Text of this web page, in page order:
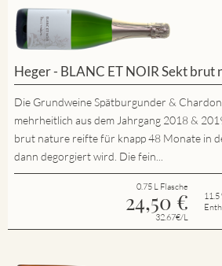
Heger - BLANC ET NOIR Sekt brut
Die Grundweine Spätburgunder &
mehrheitlich aus dem Jahrgang 2018 &
brut nature reifte für knapp 48 Monate in
dann degorgiert wird. Die fein...
0.75 L Flasche
24,50 €
32.67€/L
11.5